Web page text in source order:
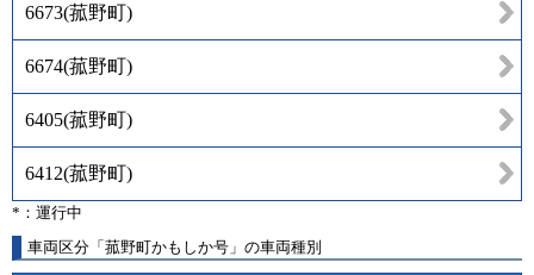
6673(菰野町)
6674(菰野町)
6405(菰野町)
6412(菰野町)
*：運行中
車両区分「菰野町かもしか号」の車両種別